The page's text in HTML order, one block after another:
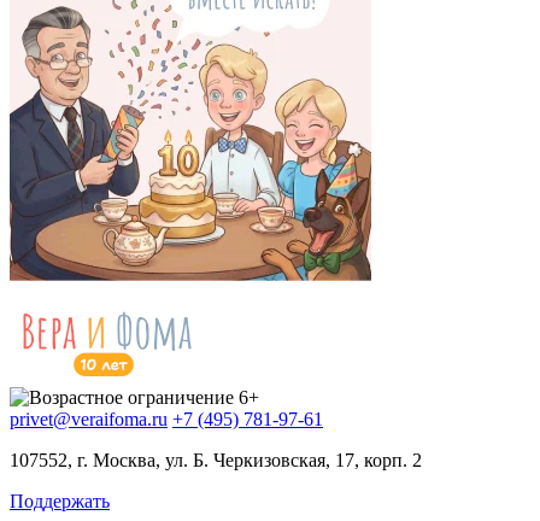
privet@veraifoma.ru +7 (495) 781-97-61
107552, г. Москва, ул. Б. Черкизовская, 17, корп. 2
Поддержать